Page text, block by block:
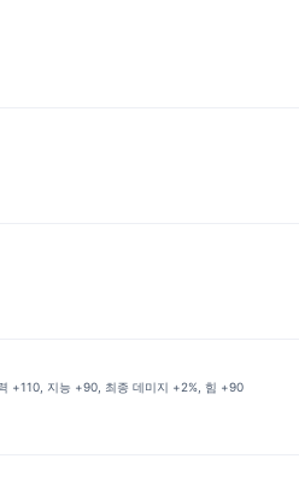
+110, 지능 +90, 최종 데미지 +2%, 힘 +90